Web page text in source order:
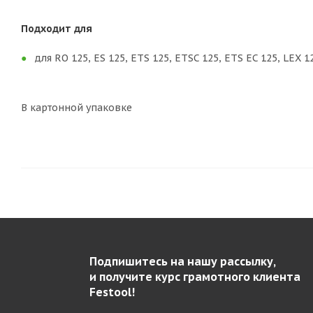
Подходит для
для RO 125, ES 125, ETS 125, ETSC 125, ETS EC 125, LEX
В картонной упаковке
Подпишитесь на нашу рассылку,
и получите курс грамотного клиента
Festool!